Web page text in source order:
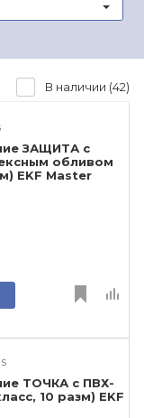
В наличии (42)
ЗАЩИТА с
обливом
EKF Master
ТОЧКА с ПВХ-
10 разм) EKF